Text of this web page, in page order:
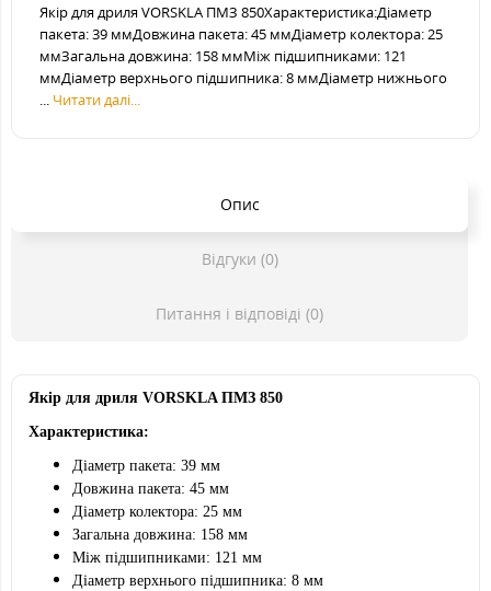
Якір для дриля VORSKLA ПМЗ 850Характеристика:Діаметр
пакета: 39 ммДовжина пакета: 45 ммДіаметр колектора: 25
ммЗагальна довжина: 158 ммМіж підшипниками: 121
ммДіаметр верхнього підшипника: 8 ммДіаметр нижнього
... Читати далі...
Опис
Відгуки (0)
Питання і відповіді (0)
Якір для дриля VORSKLA ПМЗ 850
Характеристика:
Діаметр пакета: 39 мм
Довжина пакета: 45 мм
Діаметр колектора: 25 мм
Загальна довжина: 158 мм
Між підшипниками: 121 мм
Діаметр верхнього підшипника: 8 мм